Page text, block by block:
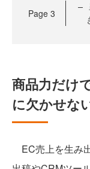
Page 3
商品力だけ
に欠かせな
EC売上を生み